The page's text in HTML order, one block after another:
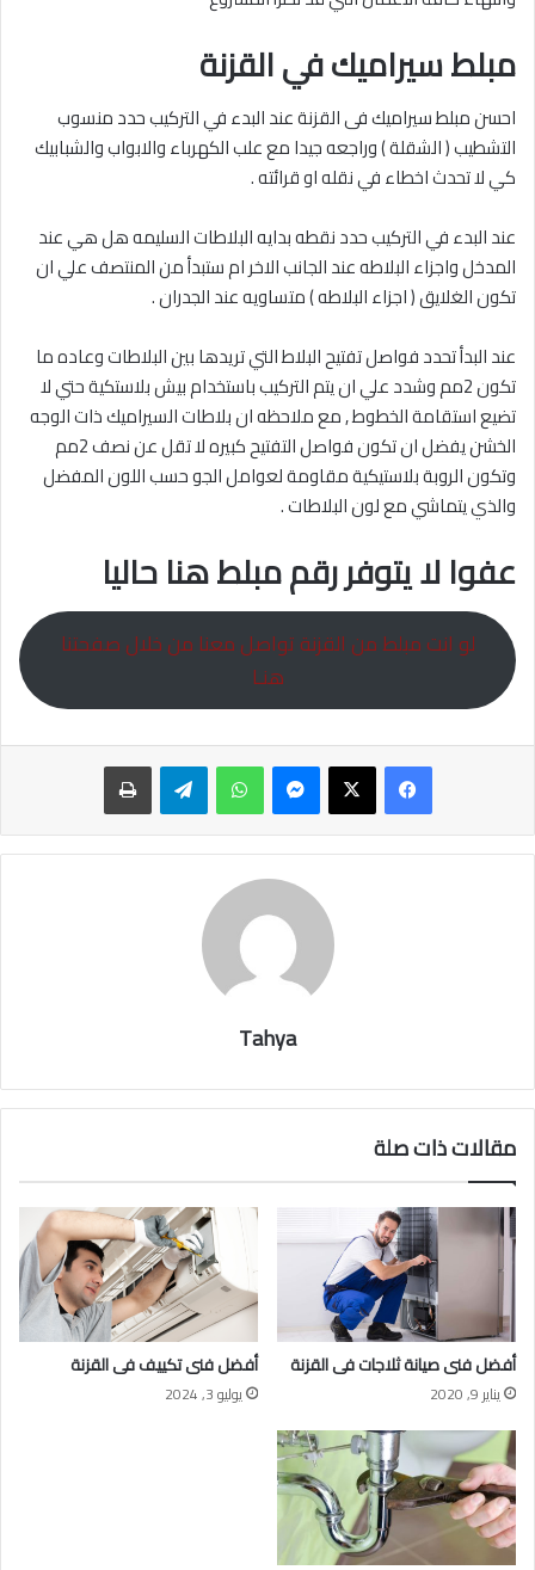
مبلط سيراميك في القزنة
احسن مبلط سيراميك فى القزنة عند البدء في التركيب حدد منسوب
التشطيب ( الشقلة ) وراجعه جيدا مع علب الكهرباء والابواب والشبابيك
كي لا تحدث اخطاء في نقله او قرائته .
عند البدء في التركيب حدد نقطه بدايه البلاطات السليمه هل هي عند
المدخل واجزاء البلاطه عند الجانب الاخر ام ستبدأ من المنتصف علي ان
تكون الغلايق ( اجزاء البلاطه ) متساويه عند الجدران .
عند البدأ تحدد فواصل تفتيح البلاط التي تريدها بين البلاطات وعاده ما
تكون 2مم وشدد علي ان يتم التركيب باستخدام بيش بلاستكية حتي لا
تضيع استقامة الخطوط , مع ملاحظه ان بلاطات السيراميك ذات الوجه
الخشن يفضل ان تكون فواصل التفتيح كبيره لا تقل عن نصف 2مم
وتكون الروبة بلاستيكية مقاومة لعوامل الجو حسب اللون المفضل
والذي يتماشي مع لون البلاطات .
عفوا لا يتوفر رقم مبلط هنا حاليا
لو انت مبلط من القزنة تواصل معنا من خلال صفحتنا
هنـا
ماسنجر واتساب تيلقرام طباعة
Tahya
مقالات ذات صلة
أفضل فنى صيانة ثلاجات فى القزنة
يناير 9, 2020
أفضل فنى تكييف فى القزنة
يوليو 3, 2024